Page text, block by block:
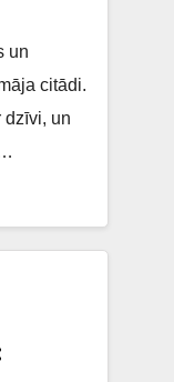
un
citādi.
dzīvi, un